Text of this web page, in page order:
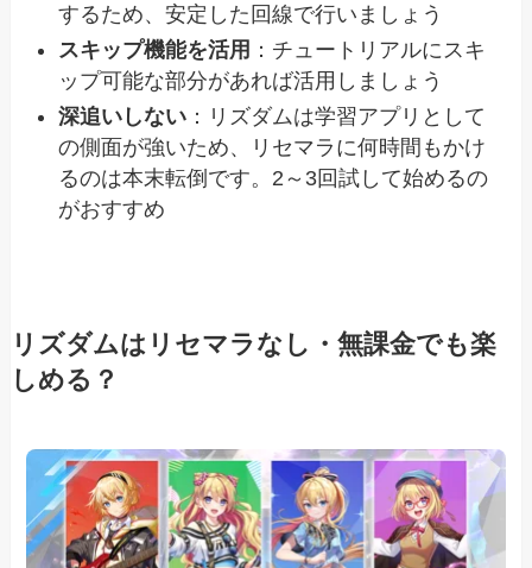
するため、安定した回線で行いましょう
スキップ機能を活用 ：チュートリアルにスキ
ップ可能な部分があれば活用しましょう
深追いしない ：リズダムは学習アプリとして
の側面が強いため、リセマラに何時間もかけ
るのは本末転倒です。2～3回試して始めるの
がおすすめ
リズダムはリセマラなし・無課金でも楽
しめる？